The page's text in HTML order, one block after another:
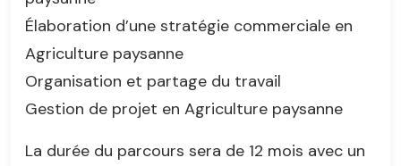
Élaboration d’une stratégie commerciale en
Agriculture paysanne
Organisation et partage du travail
Gestion de projet en Agriculture paysanne
La durée du parcours sera de 12 mois avec un